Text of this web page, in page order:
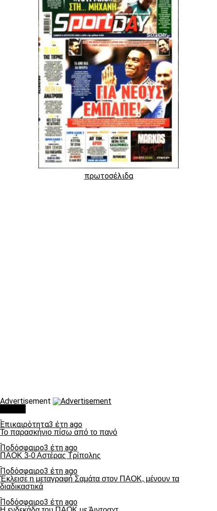
πρωτοσέλιδα
Advertisement
Επικαιρότητα3 έτη ago
Το παρασκήνιο πίσω από το πανό
Ποδόσφαιρο3 έτη ago
ΠΑΟΚ 3-0 Αστέρας Τρίπολης
Ποδόσφαιρο3 έτη ago
Έκλεισε η μεταγραφή Σαμάτα στον ΠΑΟΚ, μένουν τα
διαδικαστικά
Ποδόσφαιρο3 έτη ago